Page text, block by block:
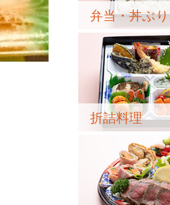
弁当・丼ぶり
折詰料理